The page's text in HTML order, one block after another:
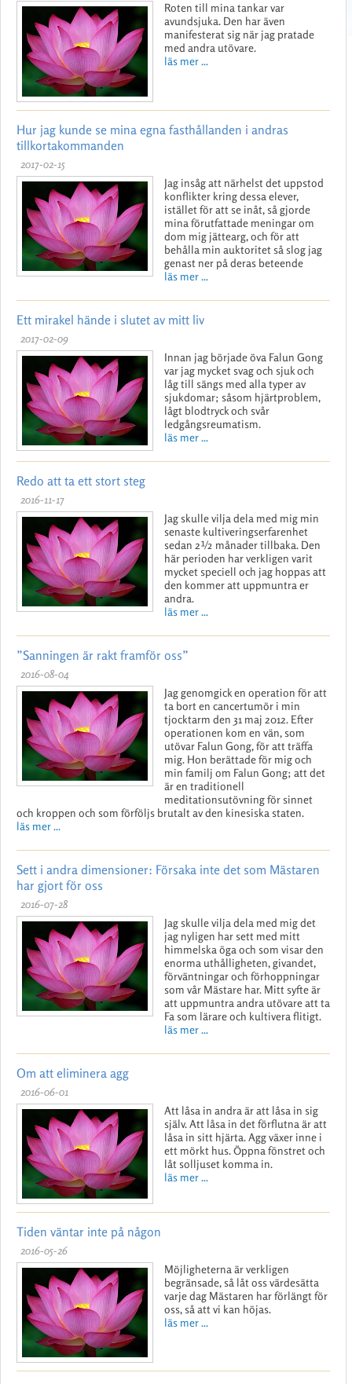
Roten till mina tankar var
avundsjuka. Den har även
manifesterat sig när jag pratade
med andra utövare.
läs mer ...
Hur jag kunde se mina egna fasthållanden i andras
tillkortakommanden
2017-02-15
Jag insåg att närhelst det uppstod
konflikter kring dessa elever,
istället för att se inåt, så gjorde
mina förutfattade meningar om
dom mig jättearg, och för att
behålla min auktoritet så slog jag
genast ner på deras beteende
läs mer ...
Ett mirakel hände i slutet av mitt liv
2017-02-09
Innan jag började öva Falun Gong
var jag mycket svag och sjuk och
låg till sängs med alla typer av
sjukdomar; såsom hjärtproblem,
lågt blodtryck och svår
ledgångsreumatism.
läs mer ...
Redo att ta ett stort steg
2016-11-17
Jag skulle vilja dela med mig min
senaste kultiveringserfarenhet
sedan 2½ månader tillbaka. Den
här perioden har verkligen varit
mycket speciell och jag hoppas att
den kommer att uppmuntra er
andra.
läs mer ...
”Sanningen är rakt framför oss”
2016-08-04
Jag genomgick en operation för att
ta bort en cancertumör i min
tjocktarm den 31 maj 2012. Efter
operationen kom en vän, som
utövar Falun Gong, för att träffa
mig. Hon berättade för mig och
min familj om Falun Gong; att det
är en traditionell
meditationsutövning för sinnet
och kroppen och som förföljs brutalt av den kinesiska staten.
läs mer ...
Sett i andra dimensioner: Försaka inte det som Mästaren
har gjort för oss
2016-07-28
Jag skulle vilja dela med mig det
jag nyligen har sett med mitt
himmelska öga och som visar den
enorma uthålligheten, givandet,
förväntningar och förhoppningar
som vår Mästare har. Mitt syfte är
att uppmuntra andra utövare att ta
Fa som lärare och kultivera flitigt.
läs mer ...
Om att eliminera agg
2016-06-01
Att låsa in andra är att låsa in sig
själv. Att låsa in det förflutna är att
låsa in sitt hjärta. Agg växer inne i
ett mörkt hus. Öppna fönstret och
låt solljuset komma in.
läs mer ...
Tiden väntar inte på någon
2016-05-26
Möjligheterna är verkligen
begränsade, så låt oss värdesätta
varje dag Mästaren har förlängt för
oss, så att vi kan höjas.
läs mer ...